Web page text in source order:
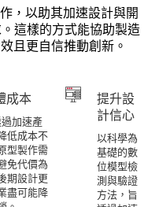
，以助其加速設計與開
這樣的方式能協助製造
且更自信推動創新。
成本
加速產
低成本不
型製作需
免代價為
期設計更
盡可能降
提升設
計信心
以科學為
基礎的數
位模型檢
測與驗證
方法，旨